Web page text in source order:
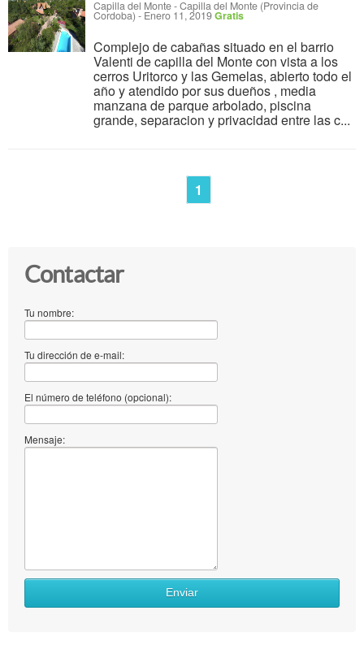
Capilla del Monte-Capilla del Monte (Provincia de
Cordoba) - Enero 11, 2019Gratis
Complejo de cabañas situado en el barrio
Valenti de capilla del Monte con vista a los
cerros Uritorco y las Gemelas, abierto todo el
año y atendido por sus dueños , media
manzana de parque arbolado, piscina
grande, separacion y privacidad entre las c...
1
Contactar
Tu nombre:
Tu dirección de e-mail:
El número de teléfono (opcional):
Mensaje:
Enviar